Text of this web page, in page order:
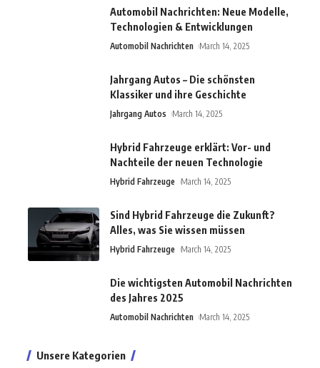
Automobil Nachrichten: Neue Modelle,
Technologien & Entwicklungen
Automobil Nachrichten March 14, 2025
Jahrgang Autos – Die schönsten
Klassiker und ihre Geschichte
Jahrgang Autos March 14, 2025
Hybrid Fahrzeuge erklärt: Vor- und
Nachteile der neuen Technologie
Hybrid Fahrzeuge March 14, 2025
Sind Hybrid Fahrzeuge die Zukunft?
Alles, was Sie wissen müssen
Hybrid Fahrzeuge March 14, 2025
Die wichtigsten Automobil Nachrichten
des Jahres 2025
Automobil Nachrichten March 14, 2025
Unsere Kategorien